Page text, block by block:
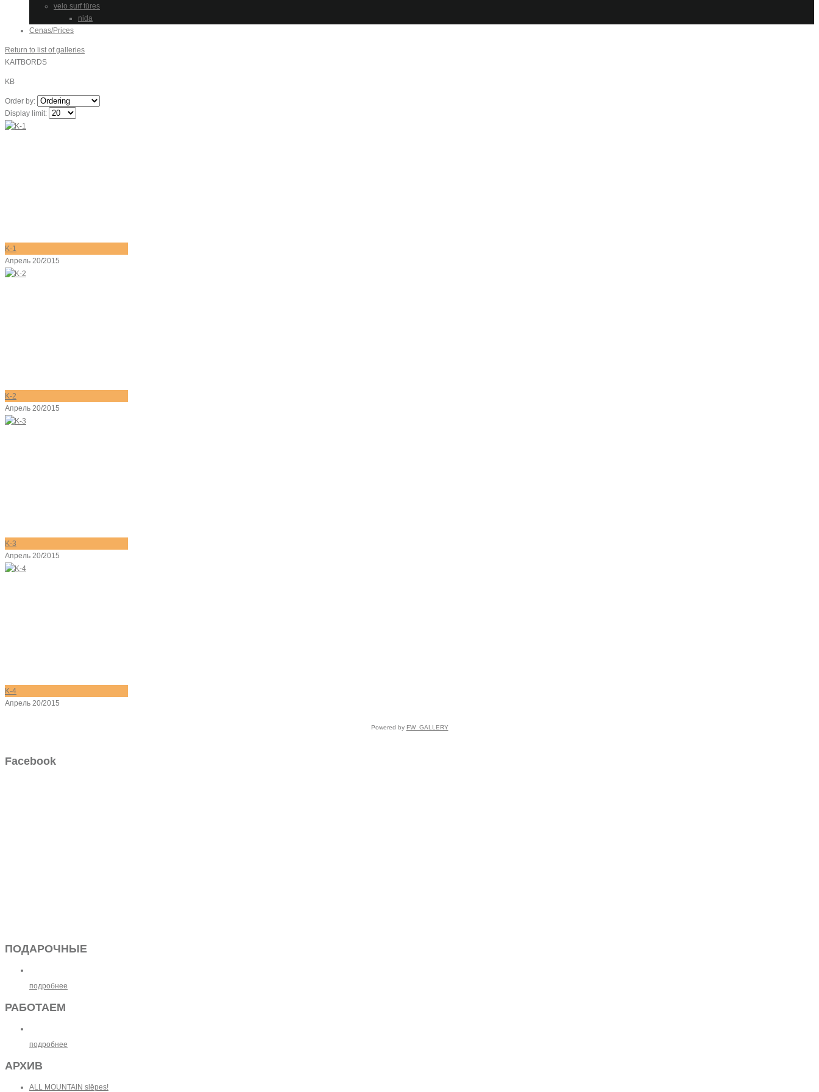
velo surf tūres
nida
Cenas/Prices
Return to list of galleries
KAITBORDS
KB
Order by:
Display limit:
K-1
Апрель 20/2015
K-2
Апрель 20/2015
K-3
Апрель 20/2015
K-4
Апрель 20/2015
Powered by FW_GALLERY
Facebook
ПОДАРОЧНЫЕ
подробнее
РАБОТАЕМ
подробнее
АРХИВ
ALL MOUNTAIN slēpes!